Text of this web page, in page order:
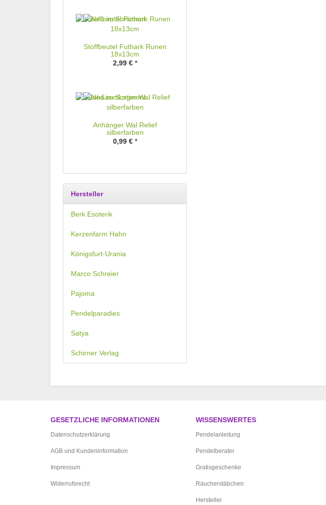
Stoffbeutel Futhark Runen
18x13cm
2,99 € *
Anhänger Wal Relief
silberfarben
0,99 € *
Hersteller
Berk Esoterik
Kerzenfarm Hahn
Königsfurt-Urania
Marco Schreier
Pajoma
Pendelparadies
Satya
Schirner Verlag
GESETZLICHE INFORMATIONEN
Datenschutzerklärung
AGB und Kundeninformation
Impressum
Widerrufsrecht
WISSENSWERTES
Pendelanleitung
Pendelberater
Gratisgeschenke
Räucherstäbchen
Hersteller